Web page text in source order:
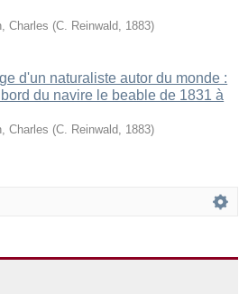
Charles (C. Reinwald 1883)
d'un naturaliste autor du monde :
du navire le beable de 1831 à
Charles (C. Reinwald 1883)